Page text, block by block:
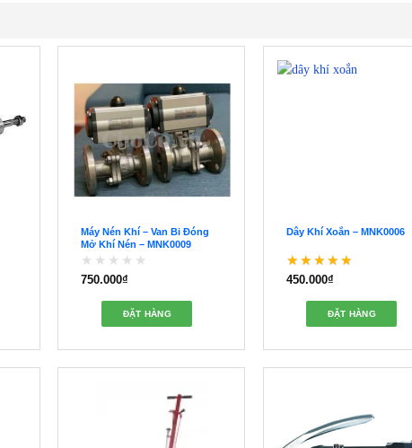
Máy Nén Khí – Van Bi Đóng
Mở Khí Nén – MNK0009
Được
sao
750.000₫
ĐẶT HÀNG
Dây Khí Xoắn – MNK0006
Được xếp hạng
450.000₫
ĐẶT HÀNG